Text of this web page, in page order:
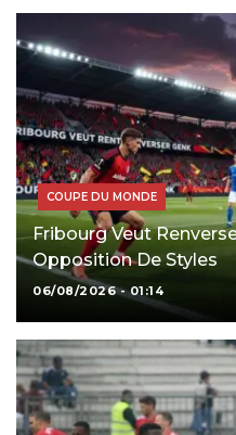
COUPE DU MONDE
Fribourg Veut
Opposition De Styles
06/08/2026 - 01:14